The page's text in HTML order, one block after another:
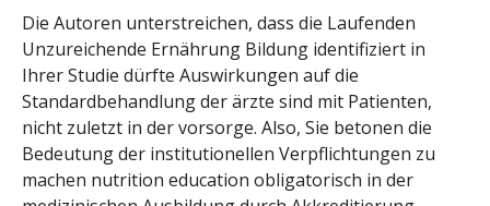
Die Autoren unterstreichen, dass die Laufenden
Unzureichende Ernährung Bildung identifiziert in
Ihrer Studie dürfte Auswirkungen auf die
Standardbehandlung der ärzte sind mit Patienten,
nicht zuletzt in der vorsorge. Also, Sie betonen die
Bedeutung der institutionellen Verpflichtungen zu
machen nutrition education obligatorisch in der